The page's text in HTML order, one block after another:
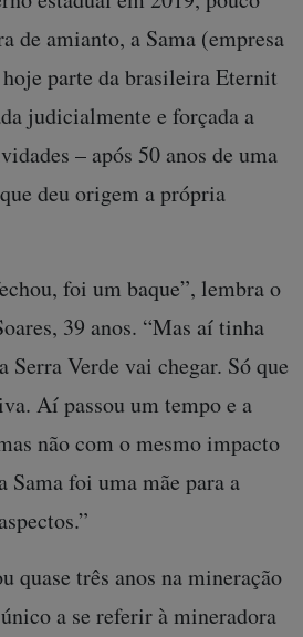
de amianto, a Sama (empresa
parte da brasileira Eternit
judicialmente e forçada a
– após 50 anos de uma
deu origem a própria
foi um baque”, lembra o
39 anos. “Mas aí tinha
Serra Verde vai chegar. Só que
Aí passou um tempo e a
não com o mesmo impacto
Sama foi uma mãe para a
quase três anos na mineração
a se referir à mineradora